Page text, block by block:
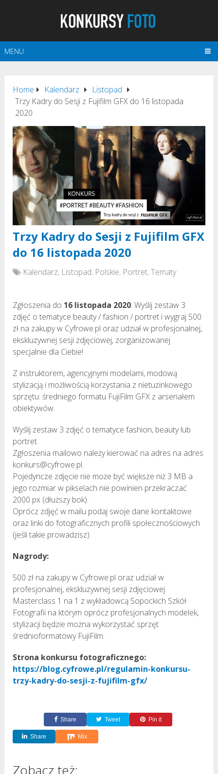
MENU
Home Kalendarz
Listopad
Trzy Kadry do Sesji z Fujifilm GFX do 16 listopada
2020
Trzy Kadry do Sesji z Fujifilm GFX
do 16 listopada 2020
Kalendarz, Listopad, Polskie, Portret,Tematy
Zgłoszenia do 16 listopada 2020. Wyślij zestaw 3
zdjęć o tematyce beauty / fashion / portret i wygraj 500
zł na zakupy w Cyfrowe.pl oraz udział w profesjonalnej,
ekskluzywnej sesji zdjęciowej, zorganizowanej
specjalnie dla Ciebie!
Z instruktorem, agencyjnymi modelami, modową
stylizacją i możliwością korzystania z nietuzinkowego
sprzętu: średniego formatu FujiFilm GFX z arsenałem
obiektywów.
Wyślij zestaw 3 zdjęć o tematyce fashion, beauty lub
portret.
Zgłoszenia mailowo należy kierować na adres na adres
konkurs@cyfrowe.pl.
Pojedyncze zdjęcie nie może być większe niż 3 MB a
jego rozmiar w pikselach nie powinien przekraczać
2000 px (dłuższy bok).
Oprócz zdjęć w mailu podaj swoje dane kontaktowe
oraz linki do fotograficznych profili społecznościowych
(jeśli takie prowadzisz).
Nagrody:
500 zł na zakupy w Cyfrowe.pl oraz udział w
profesjonalnej, ekskluzywnej sesji zdjęciowej.
Masterclass 1 na 1 z wykładowcą Sopockich Szkół
Fotografii na którym oprócz profesjonalnych modelek,
stylizacji będzie można wykorzystać sprzęt
średnioformatowy FujiFilm.
Strona konkursu fotograficznego:
https://blog.cyfrowe.pl/regulamin-konkursu-
trzy-kadry-do-sesji-z-fujifilm-gfx/
Share Tweet Pin it
Share Mix
Zobacz też: